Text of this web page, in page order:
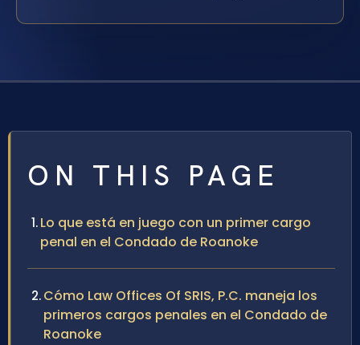
ON THIS PAGE
Lo que está en juego con un primer cargo
penal en el Condado de Roanoke
Cómo Law Offices Of SRIS, P.C. maneja los
primeros cargos penales en el Condado de
Roanoke